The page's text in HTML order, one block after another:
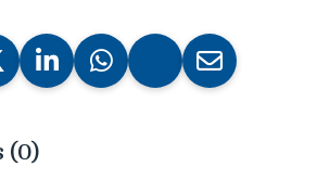
(0)